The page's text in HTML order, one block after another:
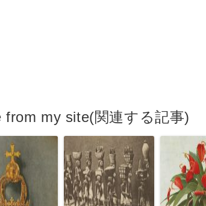
from my site(関連する記事)